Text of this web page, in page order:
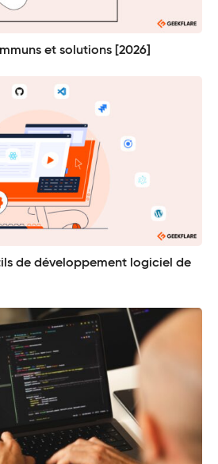
et solutions [2026]
de développement logiciel de